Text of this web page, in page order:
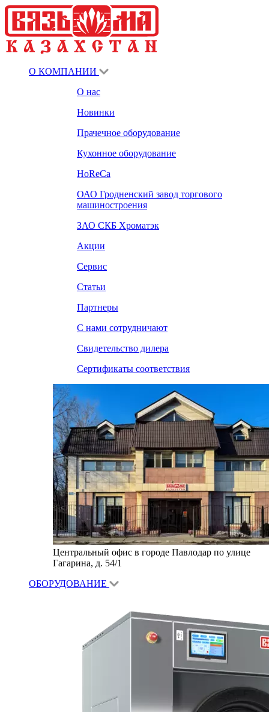
О КОМПАНИИ
О нас
Новинки
Прачечное оборудование
Кухонное оборудование
HoReCa
ОАО Гродненский завод торгового
машиностроения
ЗАО СКБ Хроматэк
Акции
Сервис
Статьи
Партнеры
С нами сотрудничают
Свидетельство дилера
Сертификаты соответствия
Центральный офис в городе Павлодар по улице
Гагарина, д. 54/1
ОБОРУДОВАНИЕ